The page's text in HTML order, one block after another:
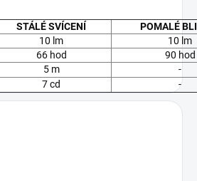
STÁLÉ SVÍCENÍ
POMALÉ
10 lm
10 lm
66 hod
90 hod
5 m
-
7 cd -